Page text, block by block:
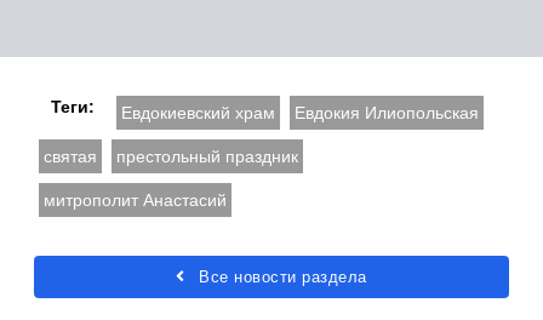
Теги: Евдокиевский храм Евдокия Илиопольская
святая престольный праздник
митрополит Анастасий
Все новости раздела